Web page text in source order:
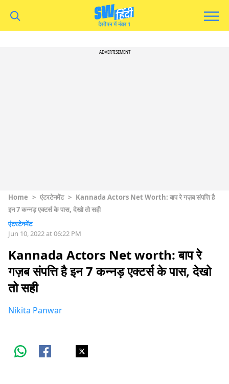
ADVERTISEMENT
Home > एंटरटेनमेंट > Kannada Actors Net Worth: बाप रे गज़ब संपत्ति है
इन 7 कन्नड़ एक्टर्स के पास, देखो तो सही
एंटरटेनमेंट
Jun 10, 2022 at 06:22 PM
Kannada Actors Net worth: बाप रे
गज़ब संपत्ति है इन 7 कन्नड़ एक्टर्स के पास, देखो
तो सही
Nikita Panwar